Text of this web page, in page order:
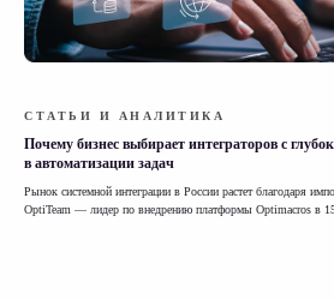
СТАТЬИ И АНАЛИТИКА
Почему бизнес выбирает интеграторов с
в автоматизации задач
Рынок системной интеграции в России растет благодаря
OptiTeam — лидер по внедрению платформы Optimacros в